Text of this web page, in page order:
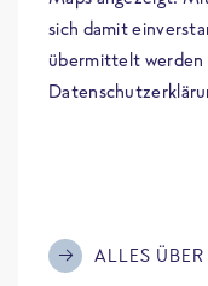
sich damit
übermittelt werden
ALLES ÜBER